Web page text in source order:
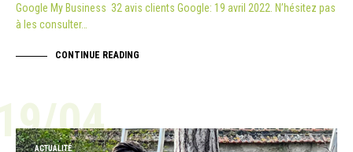
Google My Business 32 avis clients Google: 19 avril 2022. N’hésitez pas
à les consulter…
CONTINUE READING
04
ACTUALITÉ